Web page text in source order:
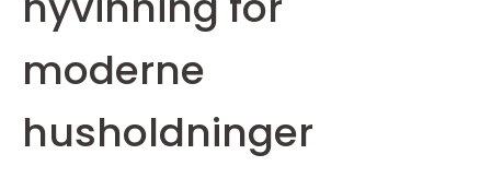
moderne
husholdninger